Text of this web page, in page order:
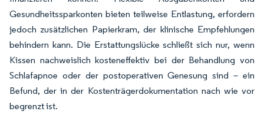
Gesundheitssparkonten bieten teilweise Entlastung, erfordern
jedoch zusätzlichen Papierkram, der klinische Empfehlungen
behindern kann. Die Erstattungslücke schließt sich nur, wenn
Kissen nachweislich kosteneffektiv bei der Behandlung von
Schlafapnoe oder der postoperativen Genesung sind – ein
Befund, der in der Kostenträgerdokumentation nach wie vor
begrenzt ist.